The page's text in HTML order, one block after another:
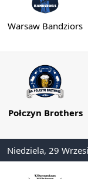
Warsaw Bandziors
Połczyn Brothers
Niedziela, 29